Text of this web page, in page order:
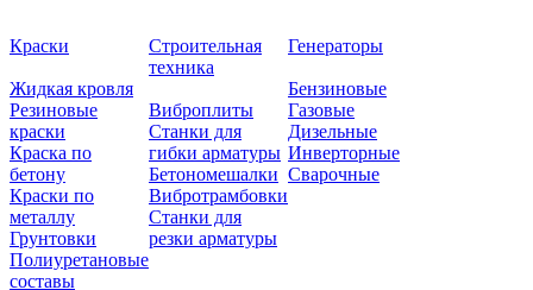
Краски
Жидкая кровля
Резиновые
краски
Краска по
бетону
Краски по
металлу
Грунтовки
Полиуретановые
составы
Строительная
техника
Виброплиты
Станки для
гибки арматуры
Бетономешалки
Вибротрамбовки
Станки для
резки арматуры
Генераторы
Бензиновые
Газовые
Дизельные
Инверторные
Сварочные